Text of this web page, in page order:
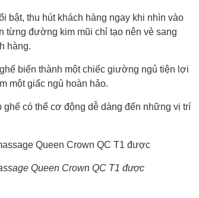
bật, thu hút khách hàng ngay khi nhìn vào
từng đường kim mũi chỉ tạo nên vẻ sang
hàng.
biến thành một chiếc giường ngủ tiện lợi
một giấc ngủ hoàn hảo.
có thể cơ động dễ dàng đến những vị trí
Queen Crown QC T1 được